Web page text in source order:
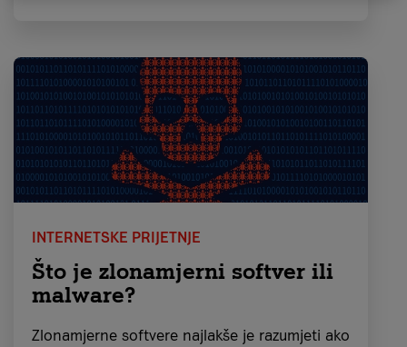
milijardi.
Tržište bilježi povećanje broja korištenja
botneta i štetakoje nastaju, a povećanjem
interesa za kriptovalutama, predviđa se
značajan rast napada upravo na njihove
korisnike.
INTERNETSKE PRIJETNJE
Što je zlonamjerni softver ili
malware?
Zlonamjerne softvere najlakše je razumjeti ako